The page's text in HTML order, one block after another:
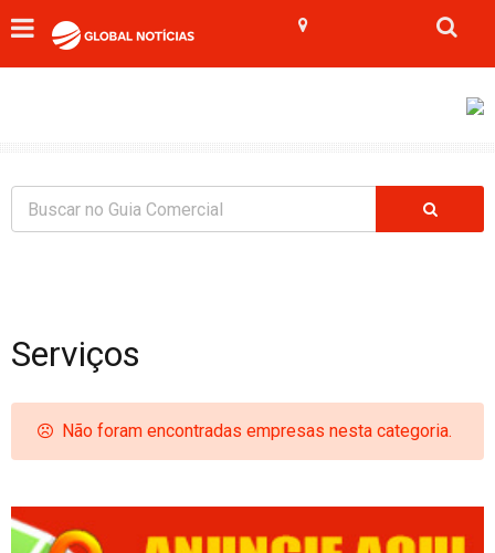
Serviços
Não foram encontradas empresas nesta categoria.